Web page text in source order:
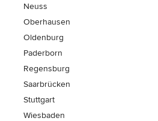
Neuss
Oberhausen
Oldenburg
Paderborn
Regensburg
Saarbrücken
Stuttgart
Wiesbaden